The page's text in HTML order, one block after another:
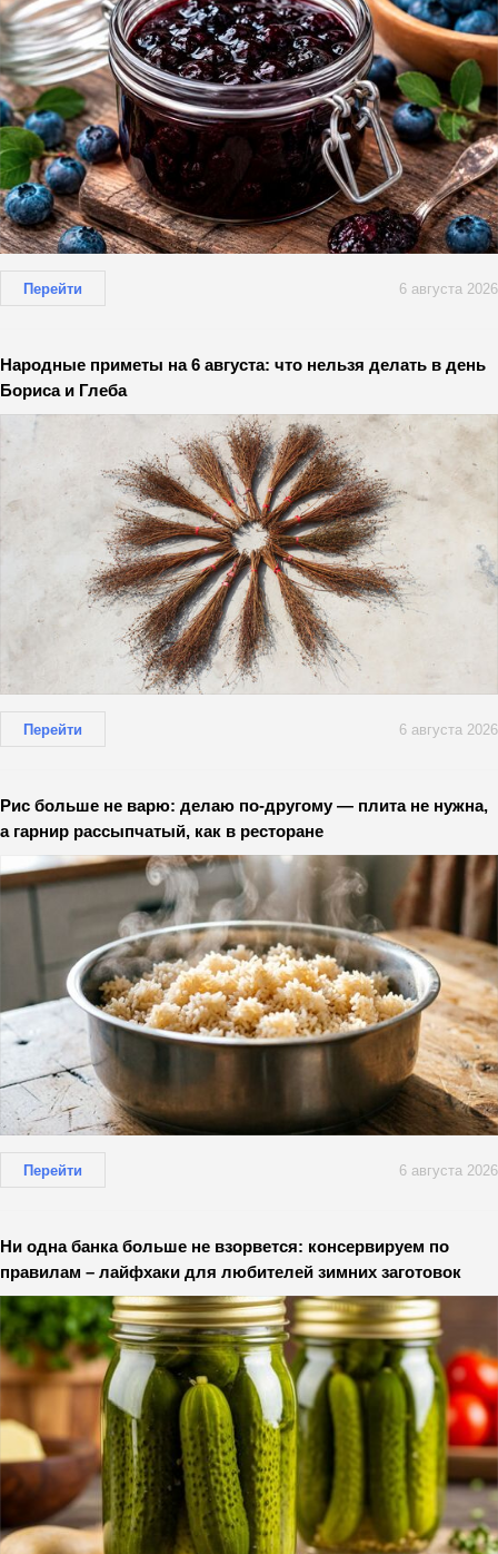
Перейти 6 августа 2026
Народные приметы на 6 августа: что нельзя делать в день
Бориса и Глеба
Перейти 6 августа 2026
Рис больше не варю: делаю по-другому — плита не нужна,
а гарнир рассыпчатый, как в ресторане
Перейти 6 августа 2026
Ни одна банка больше не взорвется: консервируем по
правилам – лайфхаки для любителей зимних заготовок